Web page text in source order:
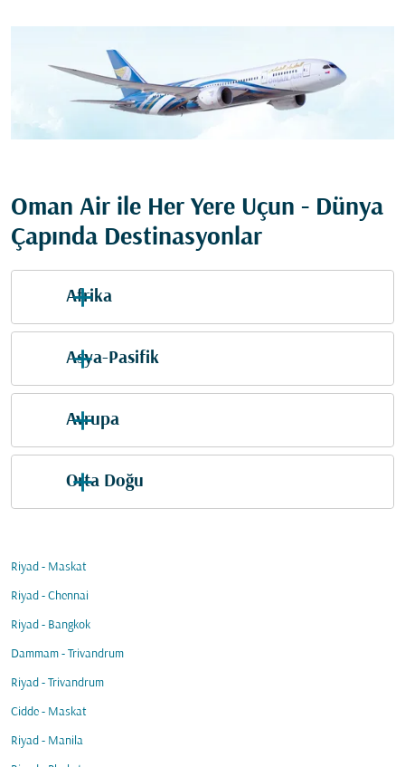
Oman Air ile Her Yere Uçun - Dünya
Çapında Destinasyonlar
Afrika
Asya-Pasifik
Avrupa
Orta Doğu
Riyad - Maskat
Riyad - Chennai
Riyad - Bangkok
Dammam - Trivandrum
Riyad - Trivandrum
Cidde - Maskat
Riyad - Manila